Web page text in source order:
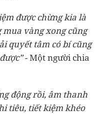
được chừng kia là
vàng xong cũng
quyết tâm có bí cũng
- Một người chia
động rồi, âm thanh
tiêu, tiết kiệm khéo